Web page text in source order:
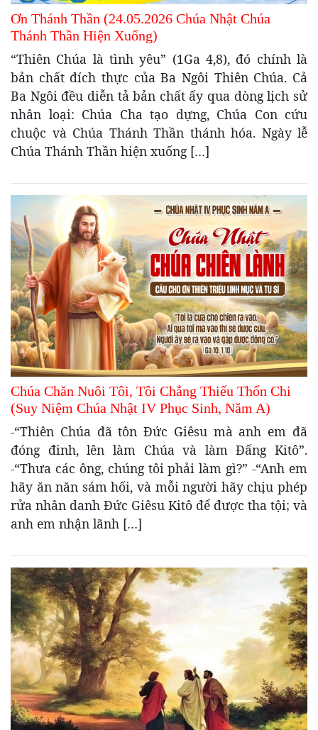
Ơn Thánh Thần (24.05.2026 Chúa Nhật Chúa
Thánh Thần Hiện Xuống)
“Thiên Chúa là tình yêu” (1Ga 4,8), đó chính là
bản chất đích thực của Ba Ngôi Thiên Chúa. Cả
Ba Ngôi đều diễn tả bản chất ấy qua dòng lịch sử
nhân loại: Chúa Cha tạo dựng, Chúa Con cứu
chuộc và Chúa Thánh Thần thánh hóa. Ngày lễ
Chúa Thánh Thần hiện xuống […]
Chúa Chăn Nuôi Tôi, Tôi Chẳng Thiếu Thốn Chi
(Suy Niệm Chúa Nhật IV Phục Sinh, Năm A)
-“Thiên Chúa đã tôn Ðức Giêsu mà anh em đã
đóng đinh, lên làm Chúa và làm Ðấng Kitô”.
-“Thưa các ông, chúng tôi phải làm gì?” -“Anh em
hãy ăn năn sám hối, và mỗi người hãy chịu phép
rửa nhân danh Ðức Giêsu Kitô để được tha tội; và
anh em nhận lãnh […]